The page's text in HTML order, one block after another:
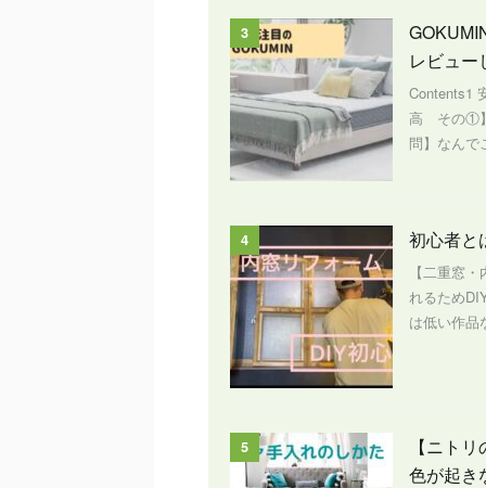
3
レビュー
Contents1
高 その①】
問】なんで
4 初心者と
【二重窓
れるため
は低い作
5
【ニト
色が起き